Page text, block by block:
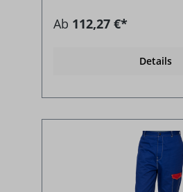
Ab 112,27 €*
Details